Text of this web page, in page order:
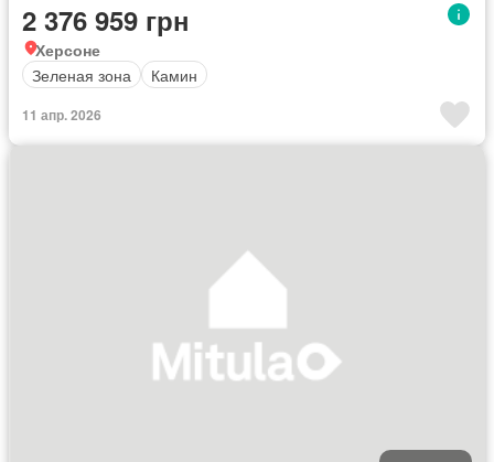
2 376 959 грн
Херсоне
Зеленая зона
Камин
11 апр. 2026